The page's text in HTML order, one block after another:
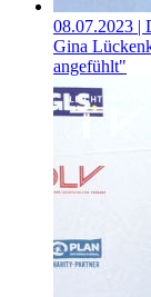
08.07.2023 |
Gina
angefühlt"